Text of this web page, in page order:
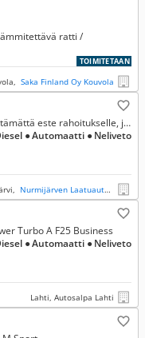
ratti /
TOIMITETAAN
Saka Finland Oy Kouvola
2,0, maksuhäiriö ei vättämättä este rahoitukselle, joustavat ehdot
● Automaatti ● Neliveto
Nurmijärven Laatuauto Oy
Turbo A F25 Business
● Automaatti ● Neliveto
Lahti, Autosalpa Lahti